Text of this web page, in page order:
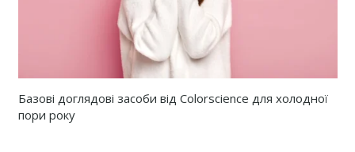
Базові доглядові засоби від Colorscience для холодної
пори року